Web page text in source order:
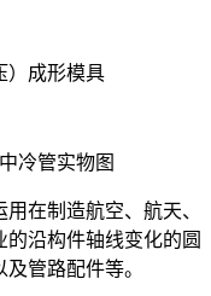
）成形模具
冷管实物图
在制造航空、航天、
沿构件轴线变化的圆
管路配件等。